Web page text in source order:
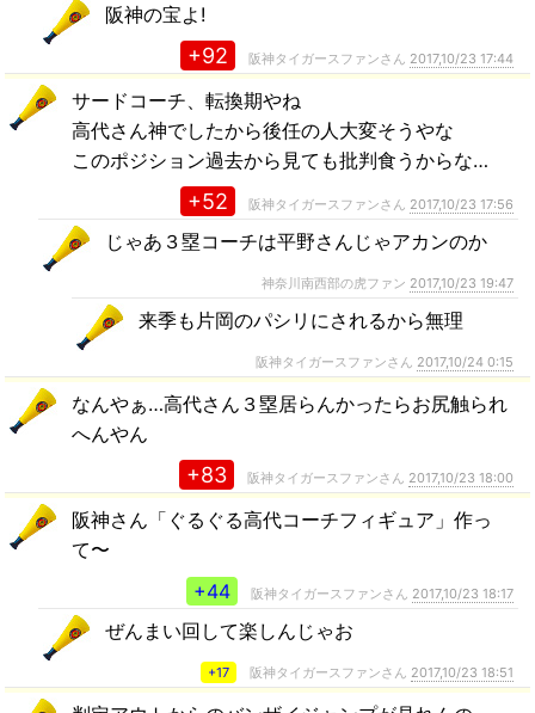
阪神の宝よ!
+92 阪神タイガースファンさん 2017,10/23 17:44
サードコーチ、転換期やね
高代さん神でしたから後任の人大変そうやな
このポジション過去から見ても批判食うからな…
+52 阪神タイガースファンさん 2017,10/23 17:56
じゃあ３塁コーチは平野さんじゃアカンのか
神奈川南西部の虎ファン 2017,10/23 19:47
来季も片岡のパシリにされるから無理
阪神タイガースファンさん 2017,10/24 0:15
なんやぁ…高代さん３塁居らんかったらお尻触られ
へんやん
+83 阪神タイガースファンさん 2017,10/23 18:00
阪神さん「ぐるぐる高代コーチフィギュア」作っ
て〜
+44
阪神タイガースファンさん 2017,10/23 18:17
ぜんまい回して楽しんじゃお
+17 阪神タイガースファンさん 2017,10/23 18:51